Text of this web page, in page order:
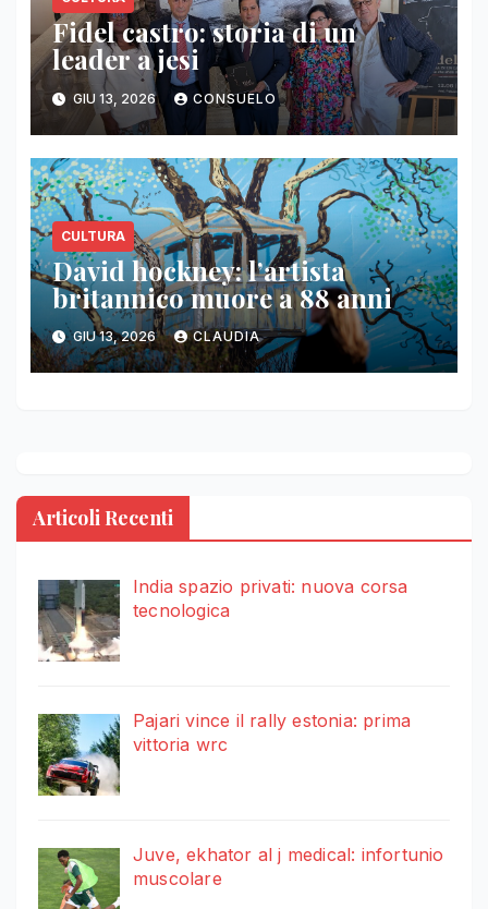
Fidel castro: storia di un
leader a jesi
GIU 13, 2026 CONSUELO
CULTURA
David hockney: l’artista
britannico muore a 88 anni
GIU 13, 2026 CLAUDIA
Articoli Recenti
India spazio privati: nuova corsa
tecnologica
Pajari vince il rally estonia: prima
vittoria wrc
Juve, ekhator al j medical: infortunio
muscolare